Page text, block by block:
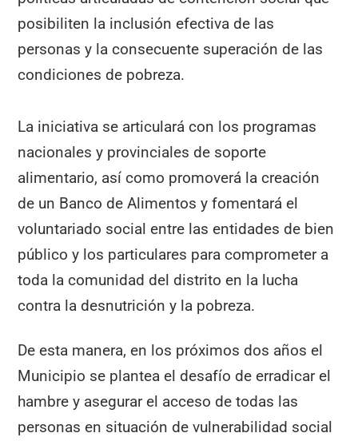
posibiliten la inclusión efectiva de las
personas y la consecuente superación de las
condiciones de pobreza.
La iniciativa se articulará con los programas
nacionales y provinciales de soporte
alimentario, así como promoverá la creación
de un Banco de Alimentos y fomentará el
voluntariado social entre las entidades de bien
público y los particulares para comprometer a
toda la comunidad del distrito en la lucha
contra la desnutrición y la pobreza.
De esta manera, en los próximos dos años el
Municipio se plantea el desafío de erradicar el
hambre y asegurar el acceso de todas las
personas en situación de vulnerabilidad social